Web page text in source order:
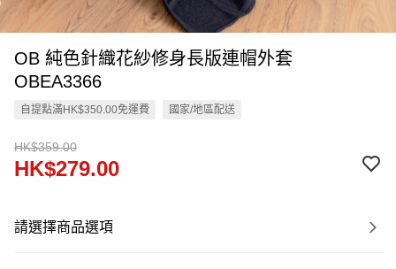
OB 純色針織花紗修身長版連帽外套
OBEA3366
自提點滿HK$350.00免運費 國家/地區配送
HK$359.00
HK$279.00
請選擇商品選項